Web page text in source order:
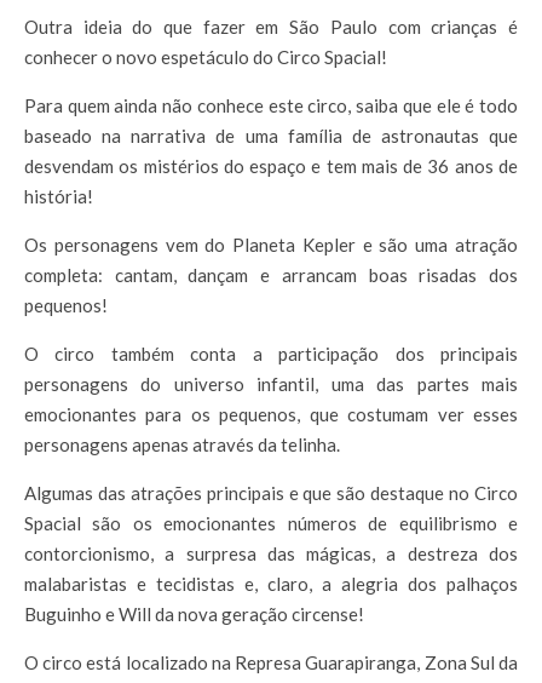
Outra ideia do que fazer em São Paulo com crianças é
conhecer o novo espetáculo do Circo Spacial!
Para quem ainda não conhece este circo, saiba que ele é todo
baseado na narrativa de uma família de astronautas que
desvendam os mistérios do espaço e tem mais de 36 anos de
história!
Os personagens vem do Planeta Kepler e são uma atração
completa: cantam, dançam e arrancam boas risadas dos
pequenos!
O circo também conta a participação dos principais
personagens do universo infantil, uma das partes mais
emocionantes para os pequenos, que costumam ver esses
personagens apenas através da telinha.
Algumas das atrações principais e que são destaque no Circo
Spacial são os emocionantes números de equilibrismo e
contorcionismo, a surpresa das mágicas, a destreza dos
malabaristas e tecidistas e, claro, a alegria dos palhaços
Buguinho e Will da nova geração circense!
O circo está localizado na Represa Guarapiranga, Zona Sul da